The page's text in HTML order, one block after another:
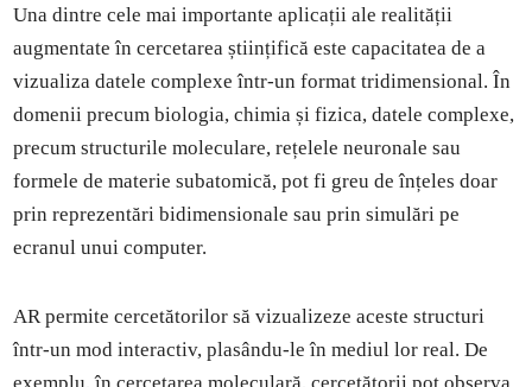
Una dintre cele mai importante aplicații ale realității
augmentate în cercetarea științifică este capacitatea de a
vizualiza datele complexe într-un format tridimensional. În
domenii precum biologia, chimia și fizica, datele complexe,
precum structurile moleculare, rețelele neuronale sau
formele de materie subatomică, pot fi greu de înțeles doar
prin reprezentări bidimensionale sau prin simulări pe
ecranul unui computer.
AR permite cercetătorilor să vizualizeze aceste structuri
într-un mod interactiv, plasându-le în mediul lor real. De